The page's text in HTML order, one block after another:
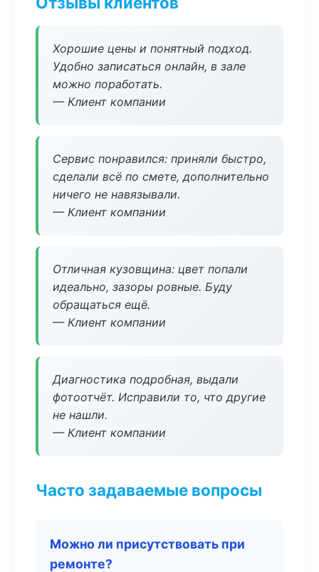
Хорошие цены и понятный подход.
Удобно записаться онлайн, в зале
можно поработать.
— Клиент компании
Сервис понравился: приняли быстро,
сделали всё по смете, дополнительно
ничего не навязывали.
— Клиент компании
Отличная кузовщина: цвет попали
идеально, зазоры ровные. Буду
обращаться ещё.
— Клиент компании
Диагностика подробная, выдали
фотоотчёт. Исправили то, что другие
не нашли.
— Клиент компании
Часто задаваемые вопросы
Можно ли присутствовать при
ремонте?